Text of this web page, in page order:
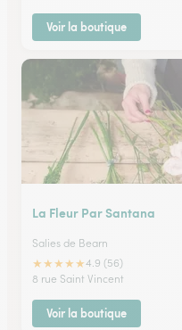
Voir la boutique
La Fleur Par Santana
Salies de Bearn
★★★★★4.9 (56)
8 rue Saint Vincent
Voir la boutique